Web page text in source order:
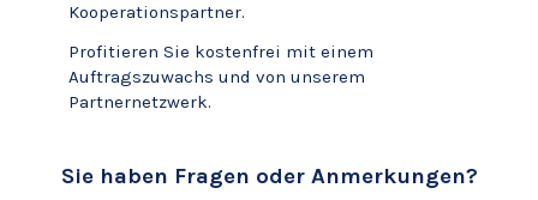
Kooperationspartner.
Profitieren Sie kostenfrei mit einem
Auftragszuwachs und von unserem
Partnernetzwerk.
Sie haben Fragen oder Anmerkungen?